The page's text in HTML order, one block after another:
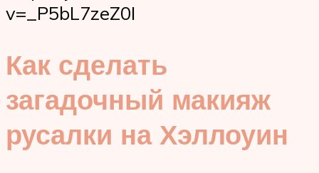
v=_P5bL7zeZ0I
Как сделать
загадочный макияж
русалки на Хэллоуин